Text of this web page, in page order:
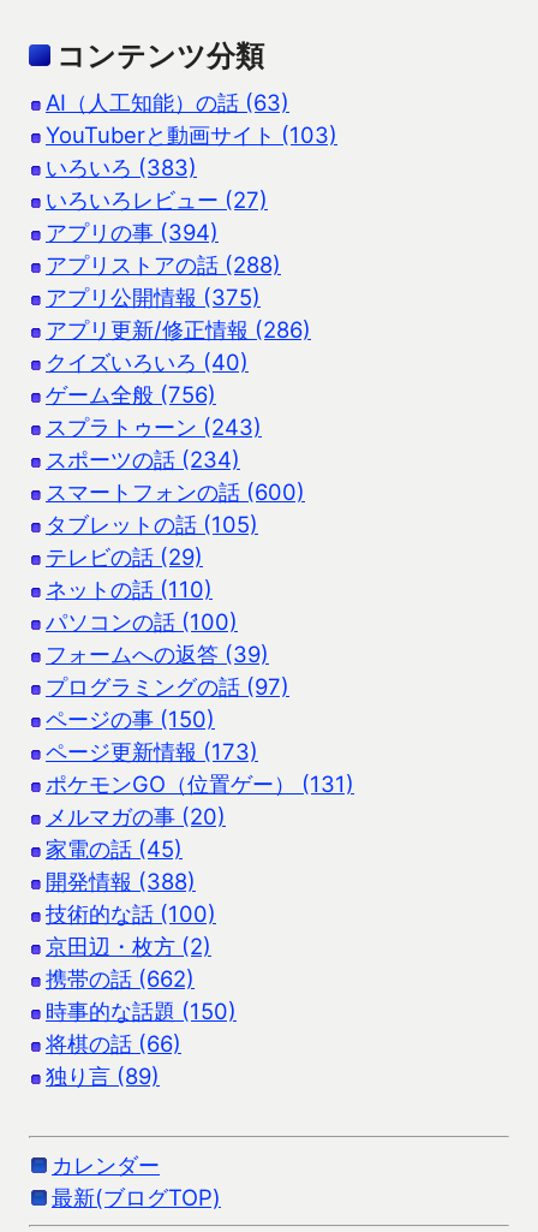
コンテンツ分類
AI（人工知能）の話 (63)
YouTuberと動画サイト (103)
いろいろ (383)
いろいろレビュー (27)
アプリの事 (394)
アプリストアの話 (288)
アプリ公開情報 (375)
アプリ更新/修正情報 (286)
クイズいろいろ (40)
ゲーム全般 (756)
スプラトゥーン (243)
スポーツの話 (234)
スマートフォンの話 (600)
タブレットの話 (105)
テレビの話 (29)
ネットの話 (110)
パソコンの話 (100)
フォームへの返答 (39)
プログラミングの話 (97)
ページの事 (150)
ページ更新情報 (173)
ポケモンGO（位置ゲー） (131)
メルマガの事 (20)
家電の話 (45)
開発情報 (388)
技術的な話 (100)
京田辺・枚方 (2)
携帯の話 (662)
時事的な話題 (150)
将棋の話 (66)
独り言 (89)
カレンダー
最新(ブログTOP)